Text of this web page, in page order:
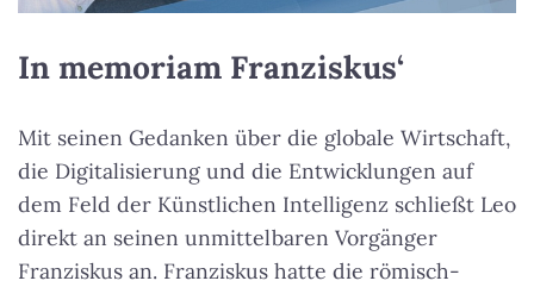
In memoriam Franziskus‘
Mit seinen Gedanken über die globale Wirtschaft,
die Digitalisierung und die Entwicklungen auf
dem Feld der Künstlichen Intelligenz schließt Leo
direkt an seinen unmittelbaren Vorgänger
Franziskus an. Franziskus hatte die römisch-